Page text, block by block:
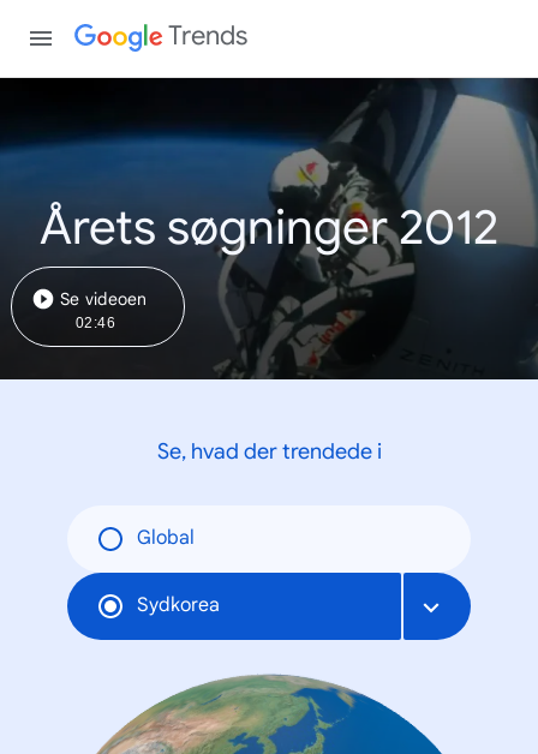
Trends
Årets søgninger 2012
Se videoen
02:46
Se, hvad der trendede i
Global
Sydkorea